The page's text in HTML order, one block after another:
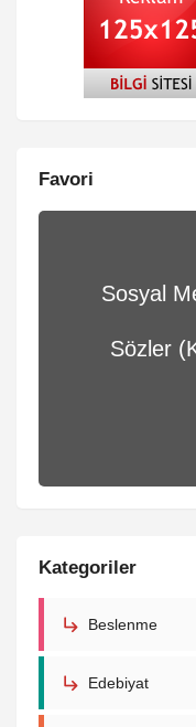
Favori
Sosyal
Sözler
Kategoriler
Beslenme
Edebiyat